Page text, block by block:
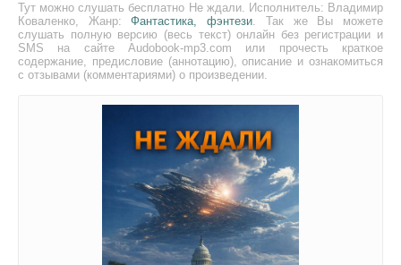
Тут можно слушать бесплатно Не ждали. Исполнитель: Владимир
Коваленко, Жанр:Фантастика, фэнтези. Так же Вы можете
слушать полную версию (весь текст) онлайн без регистрации и
SMS на сайте Audobook-mp3.com или прочесть краткое
содержание, предисловие (аннотацию), описание и ознакомиться
с отзывами (комментариями) о произведении.